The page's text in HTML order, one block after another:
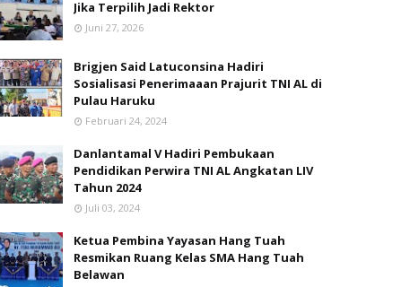
Jika Terpilih Jadi Rektor
Juni 27, 2026
Brigjen Said Latuconsina Hadiri
Sosialisasi Penerimaaan Prajurit TNI AL di
Pulau Haruku
Februari 24, 2024
Danlantamal V Hadiri Pembukaan
Pendidikan Perwira TNI AL Angkatan LIV
Tahun 2024
Juli 03, 2024
Ketua Pembina Yayasan Hang Tuah
Resmikan Ruang Kelas SMA Hang Tuah
Belawan